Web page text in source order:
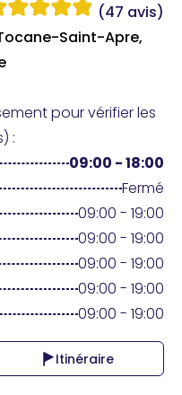
?
(47 avis)
Saint-Apre,
pour vérifier les
:
09:00 - 18:00
Fermé
09:00 - 19:00
09:00 - 19:00
09:00 - 19:00
09:00 - 19:00
09:00 - 19:00
Itinéraire